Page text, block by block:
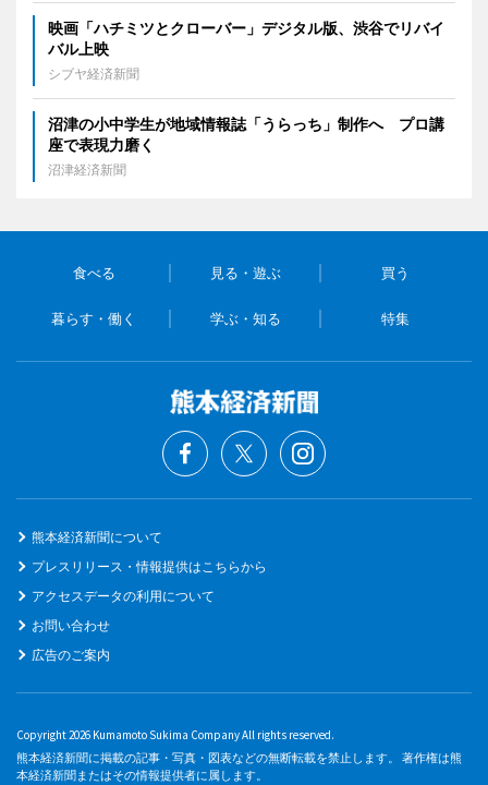
映画「ハチミツとクローバー」デジタル版、渋谷でリバイ
バル上映
シブヤ経済新聞
沼津の小中学生が地域情報誌「うらっち」制作へ プロ講
座で表現力磨く
沼津経済新聞
食べる 見る・遊ぶ 買う
暮らす・働く 学ぶ・知る 特集
熊本経済新聞について
プレスリリース・情報提供はこちらから
アクセスデータの利用について
お問い合わせ
広告のご案内
Copyright 2026 Kumamoto Sukima Company All rights reserved.
熊本経済新聞に掲載の記事・写真・図表などの無断転載を禁止します。 著作権は熊
本経済新聞またはその情報提供者に属します。